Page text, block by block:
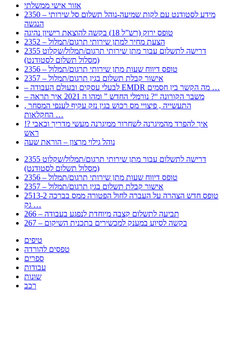
אזור אישי ממשלתי
2350 – מידע לסטודנט עם לקות שמיעה-נוהל תשלום סל שירותי
הנגשה
טופס ירוק (רש”ל 18) בקשה להוצאת רישיון נהיגה
2352 – הצעת מחיר למתן שירותי תרגום/תמלול
2355 דרישה לתשלום עבור מתן שירותי תרגום/תמלול/שקלוט
(מסלול תשלום לסטודנט)
2356 – טופס דיווח שעות מתן שירותי תרגום/תמלול
2357 – אישור קבלת תשלום בגין תרגום/תמלול
– לבעלי עסקים ובעולם העבודה EMDR מה הקשר בין חסמים …
– משבר הקורונה “? נורמלי החדש ” ומהו ה 2021 איך תראה
, התעשייה , פיצויי מס רכוש בגין נזק עקיף לענפי המסחר
החקלאות …
!? איך להפרד מהמיגרנה לשחרור ממיגרנה מעשי מדריך וכאבי
ראש
נוהל גילוי מרצון – הוראת שעה
2355 דרישה לתשלום עבור מתן שירותי תרגום/תמלול/שקלוט
(מסלול תשלום לסטודנט)
2356 – טופס דיווח שעות מתן שירותי תרגום/תמלול
2357 – אישור קבלת תשלום בגין תרגום/תמלול
2513-2 טופס חדש הצהרה על העברה לחול הפטורה ממס בברכה
גק …
266 – תביעה לתשלום קצבה מיוחדת לנפגע בעבודה
267 – בקשה לסיוע במענק למכשירים בתכנית השיקום
טיפים
טפסים להורדה
ספרים
עבודות
שונות
רכב